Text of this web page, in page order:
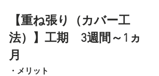
【重ね張り（カバー工
法）】工期　3週間～1ヵ
月
・メリット